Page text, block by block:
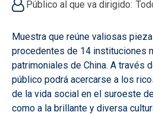
Público al que va dirigido
Muestra que reúne valiosas
procedentes de 14 instituciones
patrimoniales de China. A través
público podrá acercarse a los
de la vida social en el suroeste
como a la brillante y diversa